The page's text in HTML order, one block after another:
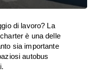
di lavoro? La
è una delle
sia importante
autobus